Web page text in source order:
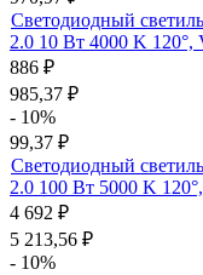
Светодиодный
2.0 10 Вт 4000 K
886 ₽
985,37 ₽
- 10%
99,37 ₽
Светодиодный
2.0 100 Вт 5000 K
4 692 ₽
5 213,56 ₽
- 10%